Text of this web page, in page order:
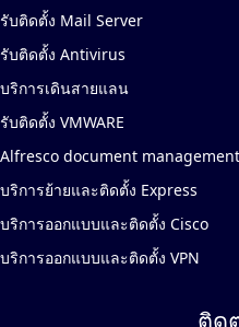
รับติดตั้ง Mail Server
รับติดตั้ง Antivirus
บริการเดินสายแลน
รับติดตั้ง VMWARE
Alfresco document management
บริการย้ายและติดตั้ง Express
บริการออกแบบและติดตั้ง Cisco
บริการออกแบบและติดตั้ง VPN
ติด